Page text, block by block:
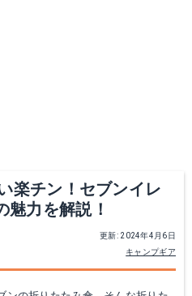
楽チン！セブンイレ
魅力を解説！
更新: 2024年4月6日
キャンプギア